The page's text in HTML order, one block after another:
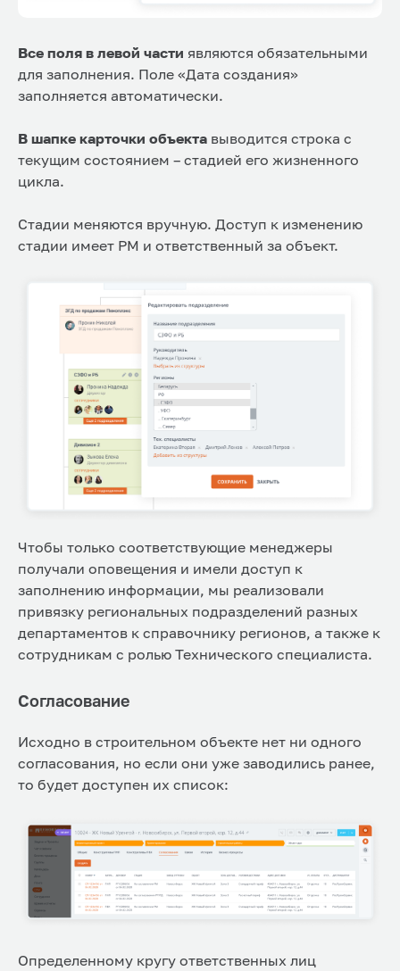
Все поля в левой части являются обязательными
для заполнения. Поле «Дата создания»
заполняется автоматически.
В шапке карточки объекта выводится строка с
текущим состоянием – стадией его жизненного
цикла.
Стадии меняются вручную. Доступ к изменению
стадии имеет РМ и ответственный за объект.
Чтобы только соответствующие менеджеры
получали оповещения и имели доступ к
заполнению информации, мы реализовали
привязку региональных подразделений разных
департаментов к справочнику регионов, а также к
сотрудникам с ролью Технического специалиста.
Согласование
Исходно в строительном объекте нет ни одного
согласования, но если они уже заводились ранее,
то будет доступен их список:
Определенному кругу ответственных лиц